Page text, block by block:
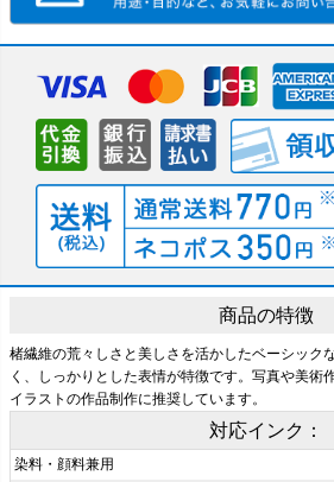
商品の特徴
楮繊維の荒々しさと美しさを活かしたベーシック
く、しっかりとした表情が特徴です。写真や美術
イラストの作品制作に推奨しています。
対応インク：
染料・顔料兼用